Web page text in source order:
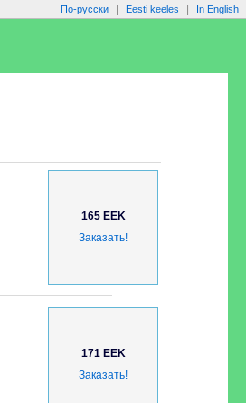
По-русски Eesti keeles In English
165 EEK
Заказать!
171 EEK
Заказать!